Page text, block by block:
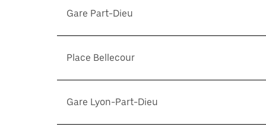
Gare Part-Dieu
Place Bellecour
Gare Lyon-Part-Dieu